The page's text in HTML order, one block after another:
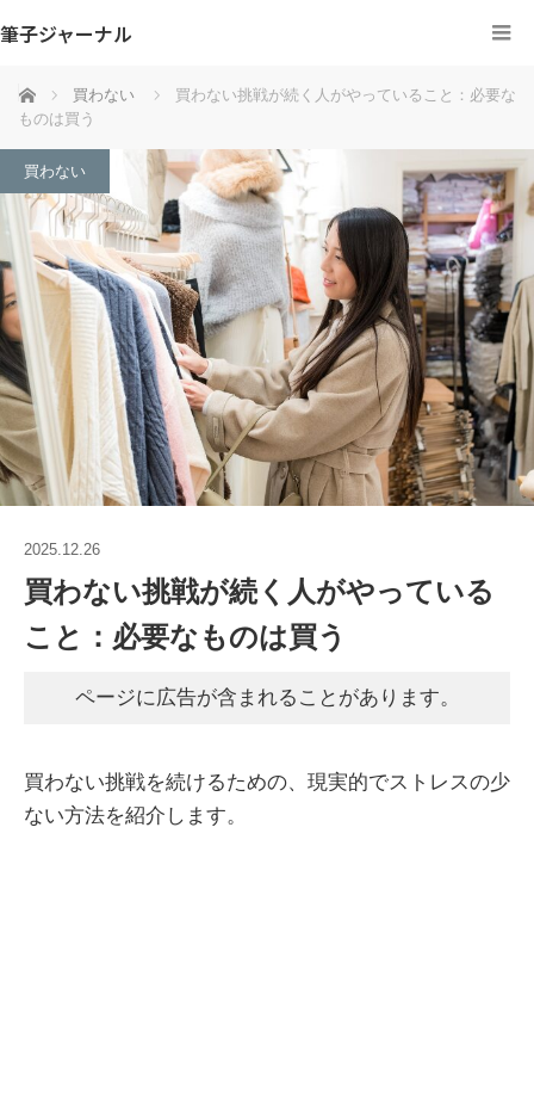
筆子ジャーナル
ホーム 買わない
買わない挑戦が続く人がやっていること：必要な
ものは買う
買わない
2025.12.26
買わない挑戦が続く人がやっている
こと：必要なものは買う
ページに広告が含まれることがあります。
買わない挑戦を続けるための、現実的でストレスの少
ない方法を紹介します。